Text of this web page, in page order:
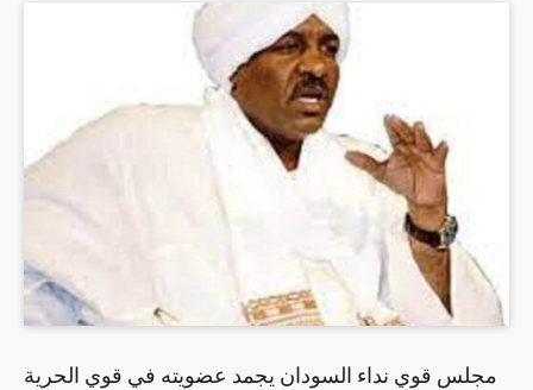
مجلس قوي نداء السودان يجمد عضويته في قوي الحرية